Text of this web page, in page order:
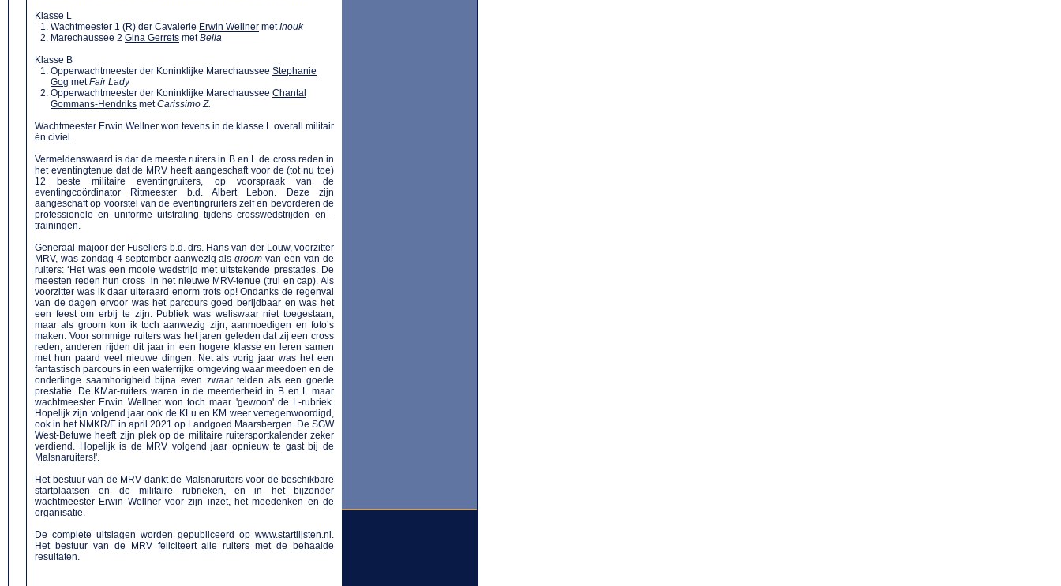
Klasse L
Wachtmeester 1 (R) der Cavalerie Erwin Wellner metInouk
Marechaussee 2 Gina Gerrets metBella
Klasse B
Opperwachtmeester der Koninklijke Marechaussee Stephanie
Gog metFair Lady
Opperwachtmeester der Koninklijke Marechaussee Chantal
Gommans-Hendriks metCarissimo Z.
Wachtmeester Erwin Wellner won tevens in de klasse L overall militair
én civiel.
Vermeldenswaard is dat de meeste ruiters in B en L de cross reden in
het eventingtenue dat de MRV heeft aangeschaft voor de (tot nu toe)
12 beste militaire eventingruiters, op voorspraak van de
eventingcoördinator Ritmeester b.d. Albert Lebon. Deze zijn
aangeschaft op voorstel van de eventingruiters zelf en bevorderen de
professionele en uniforme uitstraling tijdens crosswedstrijden en -
trainingen.
Generaal-majoor der Fuseliers b.d. drs. Hans van der Louw, voorzitter
MRV, was zondag 4 september aanwezig alsgroom van een van de
ruiters: ‘Het was een mooie wedstrijd met uitstekende prestaties. De
meesten reden hun cross in het nieuwe MRV-tenue (trui en cap). Als
voorzitter was ik daar uiteraard enorm trots op! Ondanks de regenval
van de dagen ervoor was het parcours goed berijdbaar en was het
een feest om erbij te zijn. Publiek was weliswaar niet toegestaan,
maar als groom kon ik toch aanwezig zijn, aanmoedigen en foto’s
maken. Voor sommige ruiters was het jaren geleden dat zij een cross
reden, anderen rijden dit jaar in een hogere klasse en leren samen
met hun paard veel nieuwe dingen. Net als vorig jaar was het een
fantastisch parcours in een waterrijke omgeving waar meedoen en de
onderlinge saamhorigheid bijna even zwaar telden als een goede
prestatie. De KMar-ruiters waren in de meerderheid in B en L maar
wachtmeester Erwin Wellner won toch maar 'gewoon' de L-rubriek.
Hopelijk zijn volgend jaar ook de KLu en KM weer vertegenwoordigd,
ook in het NMKR/E in april 2021 op Landgoed Maarsbergen. De SGW
West-Betuwe heeft zijn plek op de militaire ruitersportkalender zeker
verdiend. Hopelijk is de MRV volgend jaar opnieuw te gast bij de
Malsnaruiters!'.
Het bestuur van de MRV dankt de Malsnaruiters voor de beschikbare
startplaatsen en de militaire rubrieken, en in het bijzonder
wachtmeester Erwin Wellner voor zijn inzet, het meedenken en de
organisatie.
De complete uitslagen worden gepubliceerd op www.startlijsten.nl .
Het bestuur van de MRV feliciteert alle ruiters met de behaalde
resultaten.